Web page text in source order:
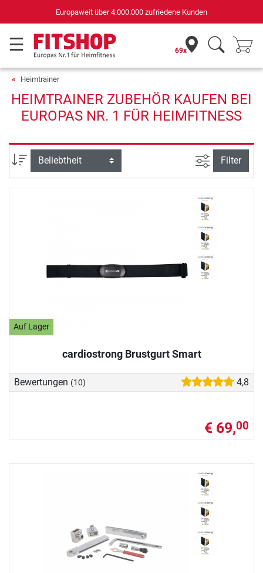
Europaweit über 4.000.000 zufriedene Kunden
69x
Heimtrainer
HEIMTRAINER ZUBEHÖR KAUFEN BEI
EUROPAS NR. 1 FÜR HEIMFITNESS
Sortierung Ansicht
Filter
Auf Lager
cardiostrong Brustgurt Smart
Bewertungen (10) 4,8
€ 69,00